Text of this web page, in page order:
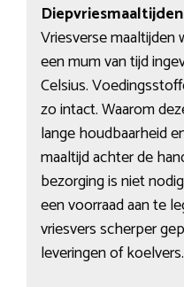
Diepvriesmaaltijden
Vriesverse maaltijden
een mum van tijd
Celsius.
zo intact. Waarom
lange houdbaarheid
maaltijd achter de
bezorging is niet
een voorraad aan te
vriesvers scherper
leveringen of koelvers.